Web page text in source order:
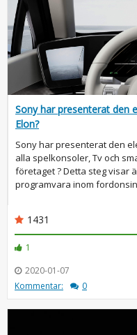
Sony har presenterat den
Elon?
Sony har presenterat den
alla spelkonsoler, Tv och
företaget ? Detta steg visar
programvara inom
1431
1
2020-01-07
Kommentar:
0